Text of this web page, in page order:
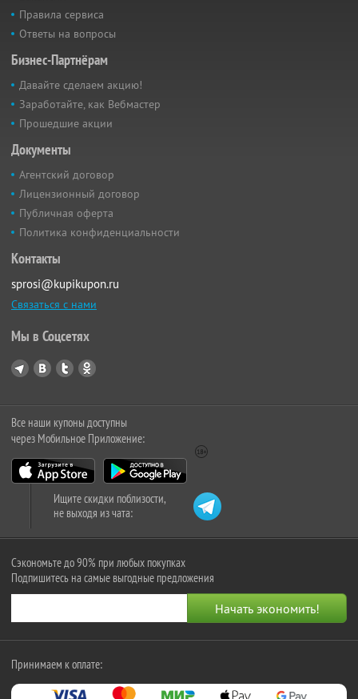
Правила сервиса
Ответы на вопросы
Бизнес-Партнёрам
Давайте сделаем акцию!
Заработайте, как Вебмастер
Прошедшие акции
Документы
Агентский договор
Лицензионный договор
Публичная оферта
Политика конфиденциальности
Контакты
sprosi@kupikupon.ru
Связаться с нами
Мы в Соцсетях
Все наши купоны доступны
через Мобильное Приложение:
Ищите скидки поблизости,
не выходя из чата:
Сэкономьте до 90% при любых покупках
Подпишитесь на самые выгодные предложения
Принимаем к оплате: